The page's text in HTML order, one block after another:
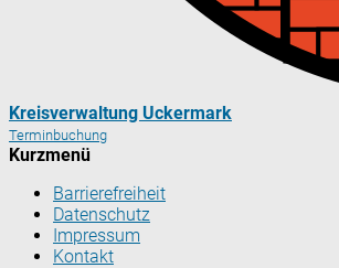
Kreisverwaltung Uckermark
Terminbuchung
Kurzmenü
Barrierefreiheit
Datenschutz
Impressum
Kontakt